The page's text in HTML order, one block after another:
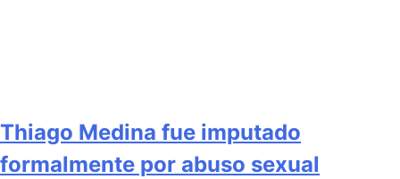
Thiago Medina fue imputado
formalmente por abuso sexual